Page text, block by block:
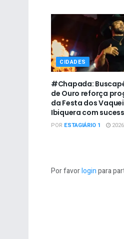
CIDADES
#Chapada:
de Ouro reforça
da Festa dos
Ibiquera com
POR ESTAGIÁRIO 1
Por favorloginpara